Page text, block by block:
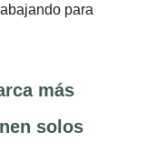
para
más
solos